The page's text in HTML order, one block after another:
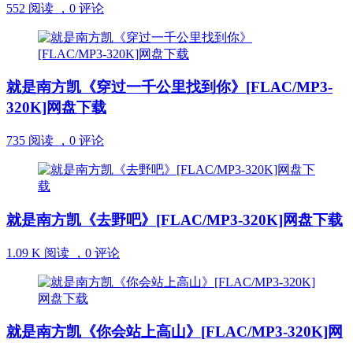
552 阅读 ， 0 评论
就是南方凯《穿过一千公里找到你》[FLAC/MP3-
320K]网盘下载
735 阅读 ， 0 评论
就是南方凯《去野吧》[FLAC/MP3-320K]网盘下载
1.09 K 阅读 ， 0 评论
就是南方凯《你会站上高山》[FLAC/MP3-320K]网